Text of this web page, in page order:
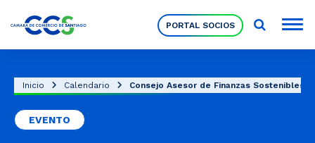
PORTAL SOCIOS
Nuestra Institución
Inicio Calendario Consejo Asesor de Finanzas Sostenibles
EVENTO